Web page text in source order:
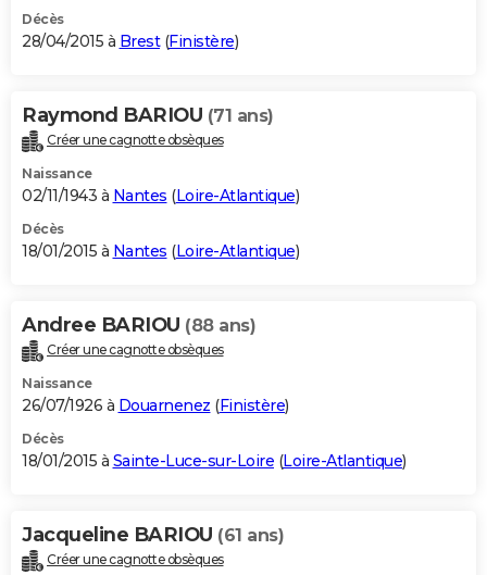
Décès
28/04/2015 à Brest(Finistère)
Raymond BARIOU (71 ans)
Créer une cagnotte obsèques
Naissance
02/11/1943 à Nantes (Loire-Atlantique)
Décès
18/01/2015 à Nantes (Loire-Atlantique)
Andree BARIOU (88 ans)
Créer une cagnotte obsèques
Naissance
26/07/1926 à Douarnenez (Finistère)
Décès
18/01/2015 à Sainte-Luce-sur-Loire (Loire-Atlantique)
Jacqueline BARIOU (61 ans)
Créer une cagnotte obsèques